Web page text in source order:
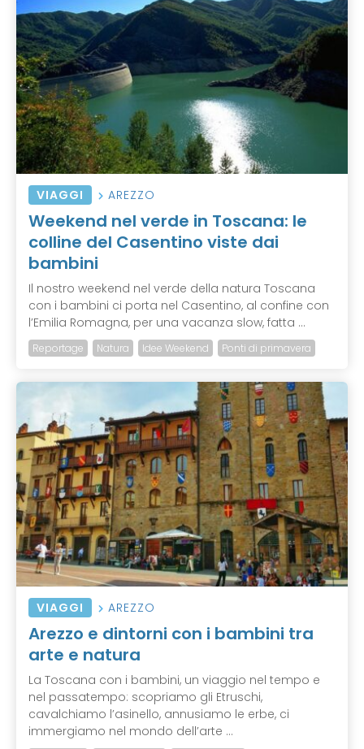
VIAGGI AREZZO
Weekend nel verde in Toscana: le
colline del Casentino viste dai
bambini
Il nostro weekend nel verde della natura Toscana
con i bambini ci porta nel Casentino, al confine con
l’Emilia Romagna, per una vacanza slow, fatta ...
Reportage Natura Idee Weekend Ponti di primavera
VIAGGI AREZZO
Arezzo e dintorni con i bambini tra
arte e natura
La Toscana con i bambini, un viaggio nel tempo e
nel passatempo: scopriamo gli Etruschi,
cavalchiamo l’asinello, annusiamo le erbe, ci
immergiamo nel mondo dell’arte ...